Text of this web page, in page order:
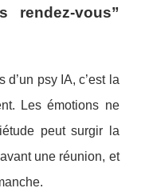
rendez-vous”
d’un psy IA, c’est la
Les émotions ne
peut surgir la
une réunion, et